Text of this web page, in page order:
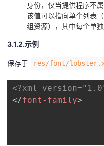
身份，仅当提供程序不
该值可以指向单个列表
组资源），其中每个单
3.1.2.示例
保存于 res/font/
<?xml
</font-family>